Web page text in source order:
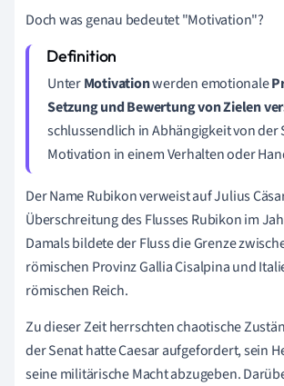
Doch was genau bedeutet "Motivation"?
UnterMotivationwerden emotionale
Setzung und Bewertung von Zielen
schlussendlich in Abhängigkeit von der
Motivation in einem Verhalten oder
Der Name Rubikon verweist auf Julius
Überschreitung des Flusses Rubikon im
Damals bildete der Fluss die Grenze
römischen Provinz Gallia Cisalpina und
römischen Reich.
Zu dieser Zeit herrschten chaotische
der Senat hatte Caesar aufgefordert, sein
seine militärische Macht abzugeben.